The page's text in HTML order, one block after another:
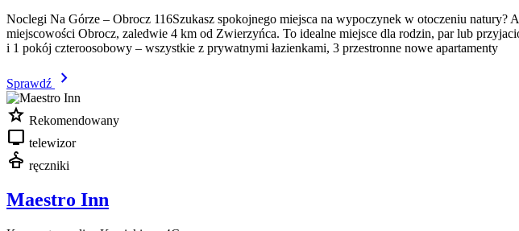
Noclegi Na Górze – Obrocz 116Szukasz spokojnego miejsca na wypoczynek w otoczeniu
miejscowości Obrocz, zaledwie 4 km od Zwierzyńca. To idealne miejsce dla rodzin, par lub
i 1 pokój czteroosobowy – wszystkie z prywatnymi łazienkami, 3 przestronne nowe apartamenty
Sprawdź
chevron_right
star Rekomendowany
tv telewizor
dry_cleaning ręczniki
Maestro Inn